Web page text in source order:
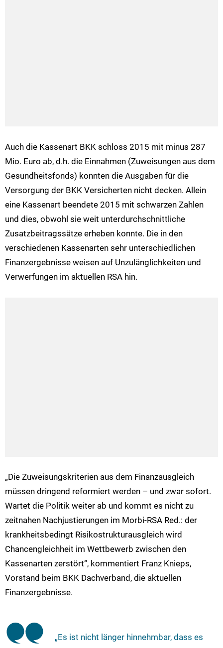
Auch die Kassenart BKK schloss 2015 mit minus 287
Mio. Euro ab, d.h. die Einnahmen (Zuweisungen aus dem
Gesundheitsfonds) konnten die Ausgaben für die
Versorgung der BKK Versicherten nicht decken. Allein
eine Kassenart beendete 2015 mit schwarzen Zahlen
und dies, obwohl sie weit unterdurchschnittliche
Zusatzbeitragssätze erheben konnte. Die in den
verschiedenen Kassenarten sehr unterschiedlichen
Finanzergebnisse weisen auf Unzulänglichkeiten und
Verwerfungen im aktuellen RSA hin.
„Die Zuweisungskriterien aus dem Finanzausgleich
müssen dringend reformiert werden – und zwar sofort.
Wartet die Politik weiter ab und kommt es nicht zu
zeitnahen Nachjustierungen im Morbi-RSA Red.: der
krankheitsbedingt Risikostrukturausgleich wird
Chancengleichheit im Wettbewerb zwischen den
Kassenarten zerstört“, kommentiert Franz Knieps,
Vorstand beim BKK Dachverband, die aktuellen
Finanzergebnisse.
„Es ist nicht länger hinnehmbar, dass es